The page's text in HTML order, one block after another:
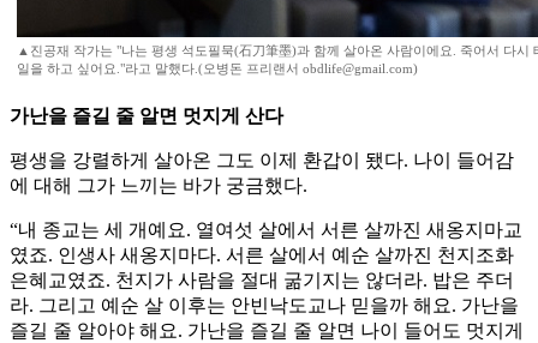
▲진공재 작가는 "나는 평생 석도필묵(石刀筆墨)과 함께 살아온 사람이에요. 죽어서 다시
일을 하고 싶어요."라고 말했다.(오병돈 프리랜서 obdlife@gmail.com)
가난을 즐길 줄 알면 멋지게 산다
평생을 강렬하게 살아온 그도 이제 환갑이 됐다. 나이 들어감
에 대해 그가 느끼는 바가 궁금했다.
“내 종교는 세 개예요. 열여섯 살에서 서른 살까진 새옹지마교
였죠. 인생사 새옹지마다. 서른 살에서 예순 살까진 천지조화
은혜교였죠. 천지가 사람을 절대 굶기지는 않더라. 밥은 주더
라. 그리고 예순 살 이후는 안빈낙도교나 믿을까 해요. 가난을
즐길 줄 알아야 해요. 가난을 즐길 줄 알면 나이 들어도 멋지게